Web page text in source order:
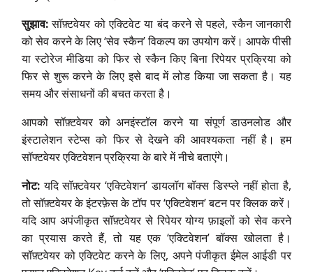
सुझाव:सॉफ़्टवेयर को एक्टिवेट या बंद करने से पहले, स्कैन जानकारी
को सेव करने के लिए ‘सेव स्कैन’ विकल्प का उपयोग करें। आपके पीसी
या स्टोरेज मीडिया को फिर से स्कैन किए बिना रिपेयर प्रक्रिया को
फिर से शुरू करने के लिए इसे बाद में लोड किया जा सकता है। यह
समय और संसाधनों की बचत करता है।
आपको सॉफ़्टवेयर को अनइंस्टॉल करने या संपूर्ण डाउनलोड और
इंस्टालेशन स्टेप्स को फिर से देखने की आवश्यकता नहीं है। हम
सॉफ्टवेयर एक्टिवेशन प्रक्रिया के बारे में नीचे बताएंगे।
नोट: यदि सॉफ़्टवेयर ‘एक्टिवेशन’ डायलॉग बॉक्स डिस्प्ले नहीं होता है,
तो सॉफ़्टवेयर के इंटरफ़ेस के टॉप पर ‘एक्टिवेशन’ बटन पर क्लिक करें।
यदि आप अपंजीकृत सॉफ़्टवेयर से रिपेयर योग्य फ़ाइलों को सेव करने
का प्रयास करते हैं, तो यह एक ‘एक्टिवेशन’ बॉक्स खोलता है।
सॉफ़्टवेयर को एक्टिवेट करने के लिए, अपने पंजीकृत ईमेल आईडी पर